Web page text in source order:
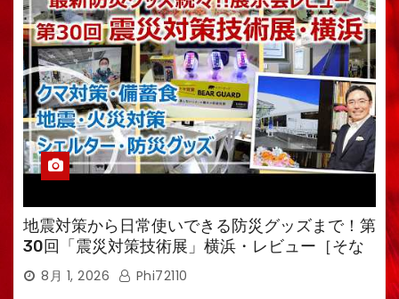
地震対策から日常使いできる防災グッズまで！第
30回「震災対策技術展」横浜・レビュー［そな
えるTV・高荷智也］
8月 1, 2026 Phi72110